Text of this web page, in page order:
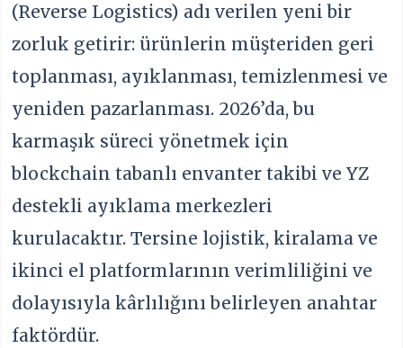
(Reverse Logistics) adı verilen yeni bir
zorluk getirir: ürünlerin müşteriden geri
toplanması, ayıklanması, temizlenmesi ve
yeniden pazarlanması. 2026’da, bu
karmaşık süreci yönetmek için
blockchain tabanlı envanter takibi ve YZ
destekli ayıklama merkezleri
kurulacaktır. Tersine lojistik, kiralama ve
ikinci el platformlarının verimliliğini ve
dolayısıyla kârlılığını belirleyen anahtar
faktördür.